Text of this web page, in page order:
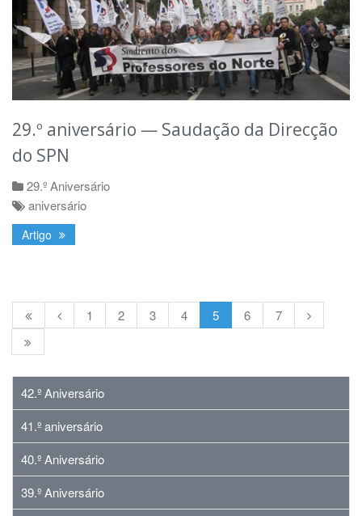
29.º aniversário — Saudação da Direcção
do SPN
29.º Aniversário
aniversário
Artigo
1 2 3 4 5 6 7
42.º Aniversário
41.º aniversário
40.º Aniversário
39.º Aniversário